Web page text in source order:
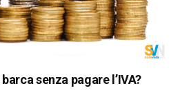
senza pagare l’IVA?